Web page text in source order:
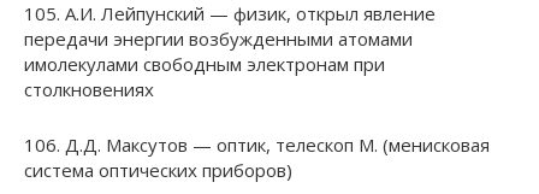
105. А.И. Лейпунский — физик, открыл явление
передачи энергии возбужденными атомами
имолекулами свободным электронам при
столкновениях
106. Д.Д. Максутов — оптик, телескоп М. (менисковая
система оптических приборов)